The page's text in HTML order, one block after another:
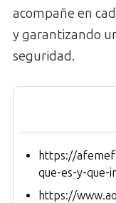
acompañe en
y garantizando
seguridad.
https://
que-es-y-que-
https://